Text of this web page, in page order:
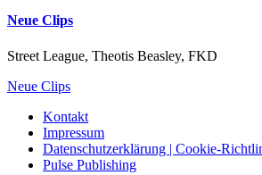
Neue Clips
Street League, Theotis Beasley, FKD
Neue Clips
Kontakt
Impressum
Datenschutzerklärung | Cookie-
Pulse Publishing